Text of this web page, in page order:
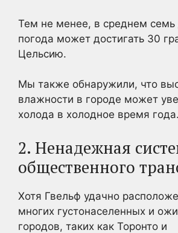
Тем не менее, в среднем семь
погода может достигать 30
Цельсию.
Мы также обнаружили, что
влажности в городе может
холода в холодное время года.
2. Ненадежная
общественного
Хотя Гвельф удачно
многих густонаселенных и
городов, таких как Торонто и